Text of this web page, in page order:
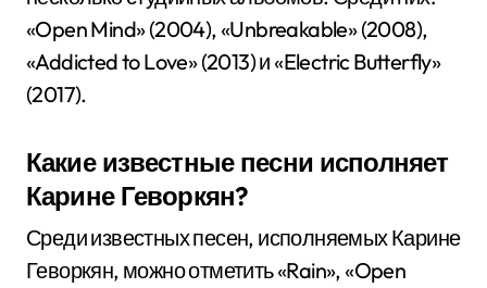
«Open Mind» (2004), «Unbreakable» (2008),
«Addicted to Love» (2013) и «Electric Butterfly»
(2017).
Какие известные песни исполняет
Карине Геворкян?
Среди известных песен, исполняемых Карине
Геворкян, можно отметить «Rain», «Open